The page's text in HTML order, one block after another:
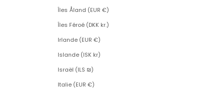
Îles Åland (EUR €)
Îles Féroé (DKK kr.)
Irlande (EUR €)
Islande (ISK kr)
Israël (ILS ₪)
Italie (EUR €)